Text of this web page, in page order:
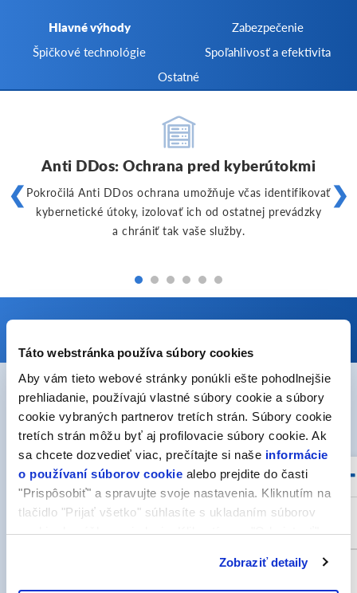
Táto webstránka používa súbory cookies
Aby vám tieto webové stránky ponúkli ešte pohodlnejšie
prehliadanie, používajú vlastné súbory cookie a súbory
cookie vybraných partnerov tretích strán. Súbory cookie
tretích strán môžu byť aj profilovacie súbory cookie. Ak
sa chcete dozvedieť viac, prečítajte si naše informácie
o používaní súborov cookie alebo prejdite do časti
"Prispôsobiť" a spravujte svoje nastavenia. Kliknutím na
tlačidlo "Prijať všetko" súhlasíte s ukladaním súborov
cookie do vášho zariadenia. Kliknutím na "Odmietnuť"
Zobraziť detaily
Hlavné výhody
Zabezpečenie
Špičkové technológie
Spoľahlivosť a efektivita
Ostatné
Anti DDos: Ochrana pred kyberútokmi
Pokročilá Anti DDos ochrana umožňuje včas identifikovať
kybernetické útoky, izolovať ich od ostatnej prevádzky
a chrániť tak vaše služby.
❮ ❯
Technical parameters ❮1 / 2❯
Parametre webservera Linux
WP Ready